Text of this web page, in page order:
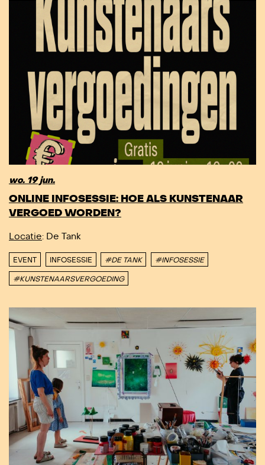
wo. 19 jun.
ONLINE INFOSESSIE: HOE ALS KUNSTENAAR
VERGOED WORDEN?
Locatie: De Tank
EVENT INFOSESSIE #DE TANK #INFOSESSIE
#KUNSTENAARSVERGOEDING